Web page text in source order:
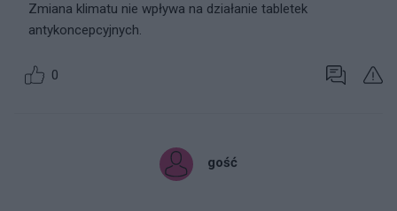
Zmiana klimatu nie wpływa na działanie tabletek
antykoncepcyjnych.
0
gość